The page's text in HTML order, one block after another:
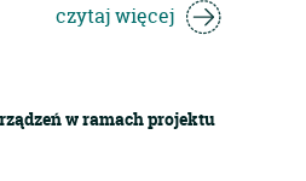
czytaj więcej
w ramach projektu